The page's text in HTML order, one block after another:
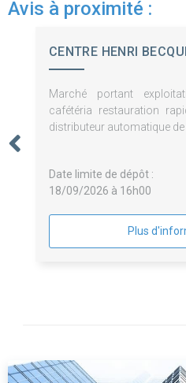
Avis à proximité :
CENTRE HENRI
Marché portant
cafétéria restauration
distributeur automatique
Date limite de dépôt :
18/09/2026 à 16h00
Plus